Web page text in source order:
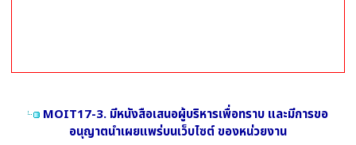
MOIT17-3. มีหนังสือเสนอผู้บริหารเพื่อทราบ และมีการขอ
อนุญาตนำเผยแพร่บนเว็บไซต์ ของหน่วยงาน